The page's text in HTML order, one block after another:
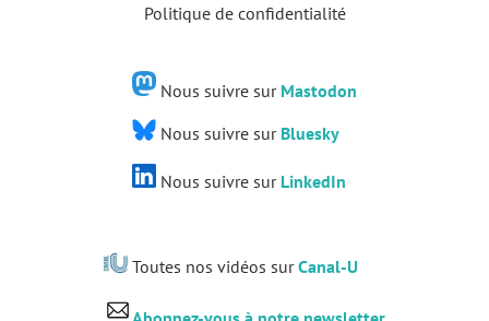
Politique de confidentialité
Nous suivre sur Mastodon
Nous suivre sur Bluesky
Nous suivre sur LinkedIn
Toutes nos vidéos surCanal-U